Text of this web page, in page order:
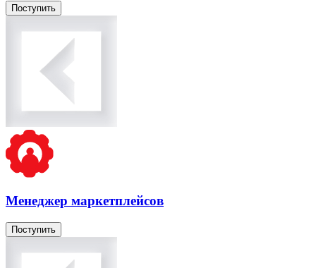
Поступить
Менеджер маркетплейсов
Поступить